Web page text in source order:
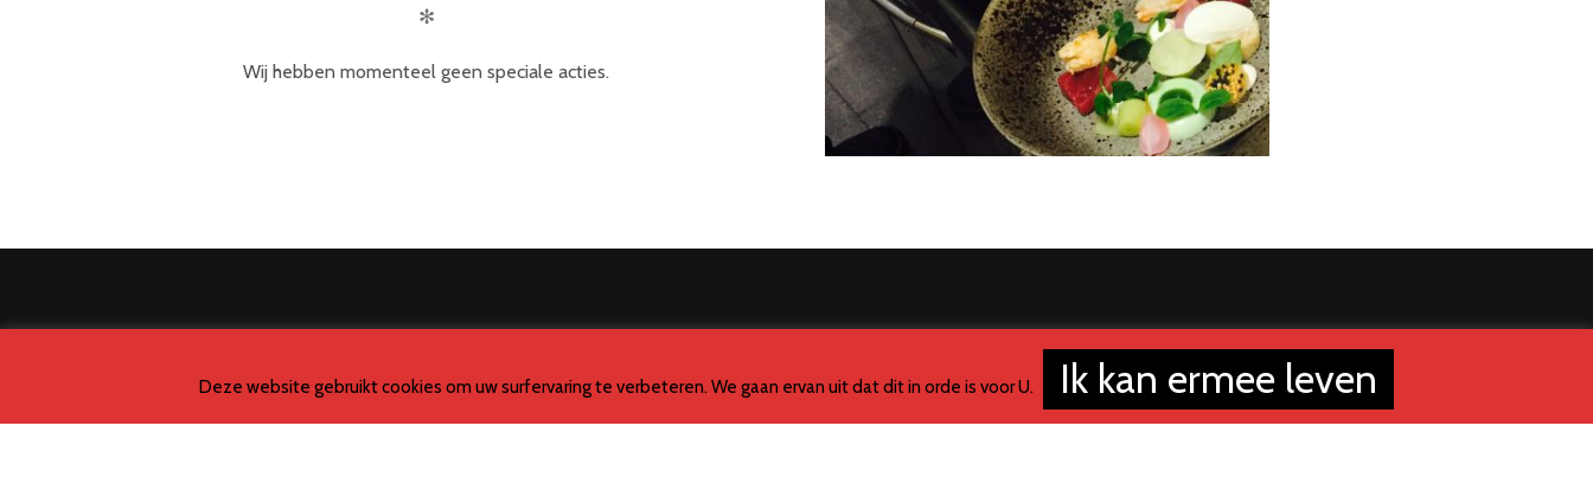
✻
Wij hebben momenteel geen speciale acties.
✻
Deze website gebruikt cookies om uw surfervaring te verbeteren. We gaan ervan uit dat dit in orde is voor U. Ik kan ermee leven